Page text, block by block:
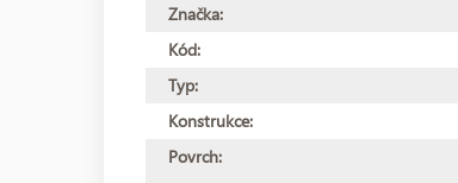
Značka:
Kód:
Typ:
Konstrukce:
Povrch: